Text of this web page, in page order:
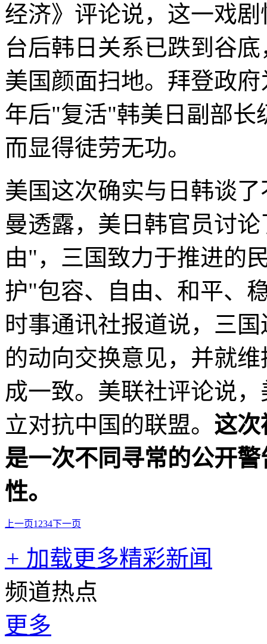
经济》评论说，这一戏
台后韩日关系已跌到谷
美国颜面扫地。拜登政
年后"复活"韩美日副部长
而显得徒劳无功。
美国这次确实与日韩谈
曼透露，美日韩官员讨
由"，三国致力于推进的
护"包容、自由、和平、
时事通讯社报道说，三
的动向交换意见，并就
成一致。美联社评论说
立对抗中国的联盟。 这
是一次不同寻常的公开
性。
上一页1 234下一页
+ 加载更多精彩新闻
频道热点
更多